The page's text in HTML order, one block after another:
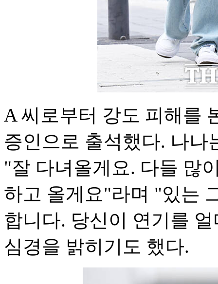
A 씨로부터 강도 피해를
증인으로 출석했다. 나나
"잘 다녀올게요. 다들 많
하고 올게요"라며 "있는
합니다. 당신이 연기를
심경을 밝히기도 했다.